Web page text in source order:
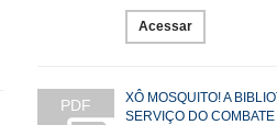
Acessar
PDF
XÔ MOSQUITO! A
SERVIÇO DO COMBATE